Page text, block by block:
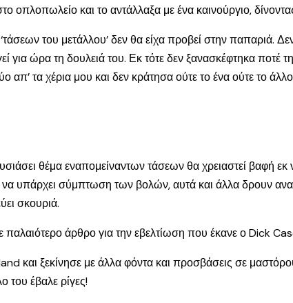
και το αντάλλαξα με ένα καινούργιο,
του μετάλλου’ δεν θα είχα προβεί στην παπαριά.
ώρα τη δουλειά του. Εκ τότε δεν ξανασκέφτηκα ποτέ
τα χέρια μου και δεν κράτησα ούτε το ένα ούτε το
θέμα εναπομείναντων τάσεων θα χρειαστεί βαφή εκ
υπάρχει σύμπτωση των βολών, αυτά και άλλα δρουν
σκουριά.
άρθρο για την εβελτίωση που έκανε ο Dick
και ξεκίνησε με άλλα φόντα και προσβάσεις σε
του έβαλε ρίγες!